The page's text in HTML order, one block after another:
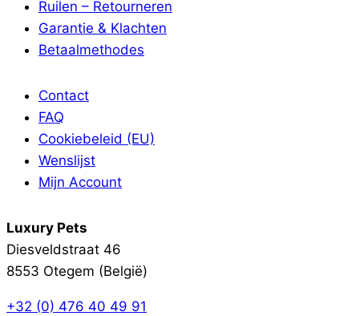
Ruilen – Retourneren
Garantie & Klachten
Betaalmethodes
Contact
FAQ
Cookiebeleid (EU)
Wenslijst
Mijn Account
Luxury Pets
Diesveldstraat 46
8553 Otegem (België)
+32 (0) 476 40 49 91